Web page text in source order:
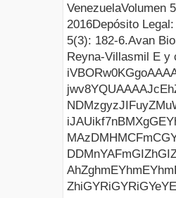
VenezuelaVolumen
2016Depósito
5(3): 182-6.Avan
Reyna-Villasmil E y
iVBORw0KGgoAAAANSUhEUgAAA8AAAALQCAYAAABfdxm0AAAAAXNSR0IArs4c6QAAAARnQU1BAACx jwv8YQUAAAAJcEhZcwAADsMAAA7DAcdvqGQAAP+lSURBVHhe7P0FdCNZlq4N1/Tcb033NBclM6Pt NDMzgyzJIFuyZMuWbdmWQUbJlpmZkxmKszKLmZmZmTELE95/n5BdlV1dPTVT9/697m3vZ613hRSi iJAUikf7nBMXgGEYhmEYhmEYhmHmACzADMMwDMMwDMMwzJyABZhhGIZhGIZhGIaZE7AAMwzDMAzD MAzDMHMCFmCGYRiGYRiGYRhmTsACzDAMwzAMwzAMw8wJWIAZhmEYhmEYhmGYOQELMMMwDMMwDMMw DDMnYAFmGIZhGIZhGIZh5gQswAzDMAzDMAzDMMycgAWYYRiGYRiGYRiGmROwADMMwzAMwzAMwzBz AhZghmEYhmEYhmEYZk7AAswwDMMwDMMwDMPMCViAGYZhGIZhGIZhmDkBCzDDMAzDMAzDMAwzJ2AB ZhiGYRiGYRiGYeYELMAMwzAMwzAMwzDMnIAFmGEYhmEYhmEYhpkTsAAzDMMwDMMwDMMwcwIWYIZh GIZhGIZhGGZOwALMMAzDMAzDMAzDzAlYgBmGYRiGYRiGYZg5AQswwzAMwzAMwzAMMydgAWYYhmEY hmEYhmHmBCzADMMwDMMwDMMwzJyABZhhGIZhGIZhGIaZE7AAMwzDMAzDMAzDMHMCFmCGYRiGYRiG YRhmTsACzDAMwzAMwzAMw8wJWIAZhmEYhmEYhmGYOQELMMMwDMMwDMMwDDMnYAFmGIZhGIZhGIZh 5gQswAzDMAzDMAzDMMycgAWYYRiGYRiGYRiGmROwADMMwzAMwzAMwzBzAhZghmEYhmEYhmEYZk7A AswwDMMwDMMwDMPMCViAGYZhGIZhGIZhmDkBCzDDMAzDMAzDMAwzJ2ABZhiGYRiGYRiGYeYELMAM wzAMwzAMwzDMnIAFmGEYhmEYhmEYhpkTsAAzDMMwDMMwDMMwcwIWYIZhGIZhGIZhGGZOwALMMAzD MAzDMAzDzAlYgBmGYRiGYRiGYZg5AQswwzAMwzAMwzAMMydgAWYYhmEYhmEYhmHmBCzADMMwDMMw DMMwzJyABZhhGIZhGIZhGIaZE7AAMwzDMAzDMAzDMHMCFmCGYRiGYRiGYRhmTsACzDAMwzAMwzAM w8wJWIAZhmEYhmEYhmGYOQELMMMwDMMwDMMwDDMnYAFmGIZhGIZhGIZh5gQswAzDMAzDMAzDMMyc gAWYYRiGYRiGYRiGmROwADMMwzAMwzAMwzBzAhZghmEYhmEYhmEYZk7AAswwDMMwDMMwDMPMCViA GYZhGIZhGIZhmDkBCzDDMAzDMAzDMAwzJ2ABZhiGYRiGYRiGYeYELMAMwzAMwzAMwzDMnIAFmGEY hmEYhmEYhpkTsAAzDMMwDMMwDMMwcwIWYIZhGIZhGIZhGGZOwALMMAzDMAzDMAzDzAlYgBmGYRiG YRiGYZg5AQswwzAMwzAMwzAMMydgAWYYhmEYhmEYhmHmBCzADMMwDMMwDMMwzJyABZhhGIZhGIZh GIaZE7AAMwzDMAzDMAzDMHMCFmCGYRiGYRiGYRhmTsACzDAMwzAMwzAMw8wJWIAZhmEYhmEYhmGY